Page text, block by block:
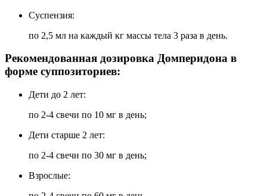
Суспензия:
по 2,5 мл на каждый кг массы тела 3 раза в день.
Рекомендованная дозировка Домперидона в
форме суппозиториев:
Дети до 2 лет:
по 2-4 свечи по 10 мг в день;
Дети старше 2 лет:
по 2-4 свечи по 30 мг в день;
Взрослые: